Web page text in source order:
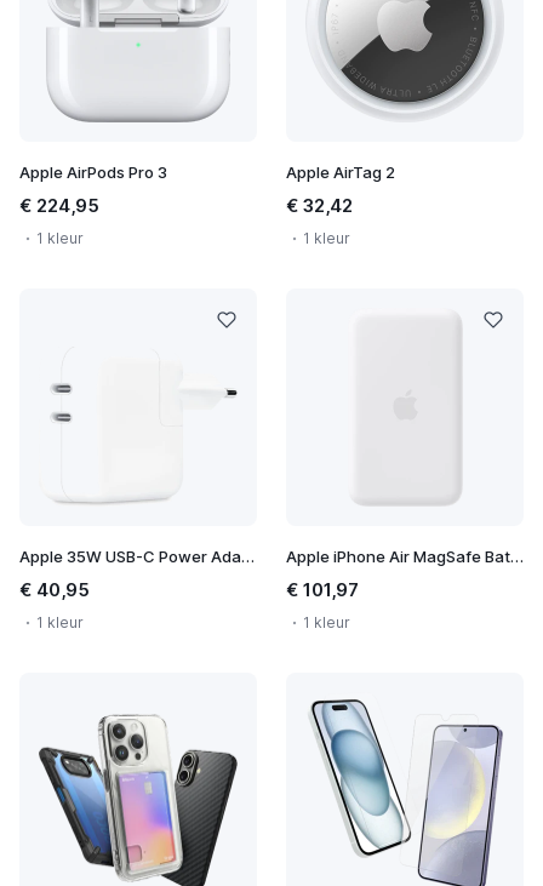
Apple AirPods Pro 3
€ 224,95
1 kleur
Apple AirTag 2
€ 32,42
1 kleur
Apple 35W USB-C Power Adapter
€ 40,95
1 kleur
Apple iPhone Air MagSafe Battery
€ 101,97
1 kleur